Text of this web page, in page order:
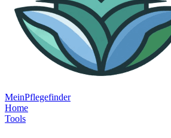
MeinPflegefinder
Home
Tools